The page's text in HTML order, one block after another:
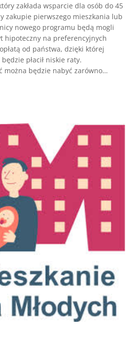
zakłada wsparcie dla osób do 45
zakupie pierwszego mieszkania lub
nowego programu będą mogli
hipoteczny na preferencyjnych
od państwa, dzięki której
płacił niskie raty.
można będzie nabyć zarówno…